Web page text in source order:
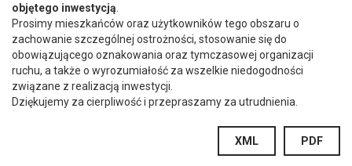
objętego inwestycją.
Prosimy mieszkańców oraz użytkowników tego obszaru o
zachowanie szczególnej ostrożności, stosowanie się do
obowiązującego oznakowania oraz tymczasowej organizacji
ruchu, a także o wyrozumiałość za wszelkie niedogodności
związane z realizacją inwestycji.
Dziękujemy za cierpliwość i przepraszamy za utrudnienia.
PDF
XML